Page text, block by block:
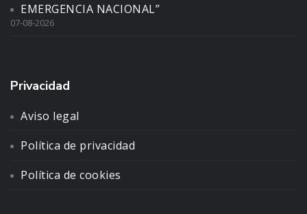
EMERGENCIA NACIONAL”
07-08-2026
Privacidad
Aviso legal
Política de privacidad
Política de cookies